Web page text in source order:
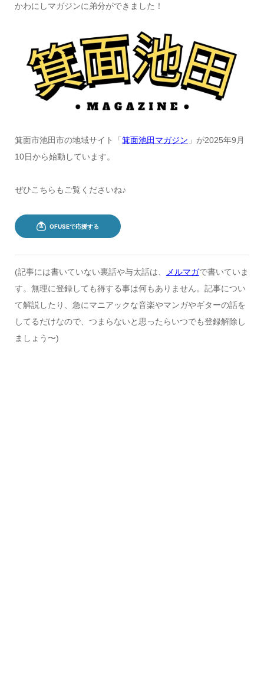
かわにしマガジンに弟分ができました！
箕面市池田市の地域サイト「 箕面池田マガジン 」が2025年9月
10日から始動しています。
ぜひこちらもご覧くださいね♪
(記事には書いていない裏話や与太話は、 メルマガで書いていま
す。無理に登録しても得する事は何もありません。記事につい
て解説したり、急にマニアックな音楽やマンガやギターの話を
してるだけなので、つまらないと思ったらいつでも登録解除し
ましょう〜)